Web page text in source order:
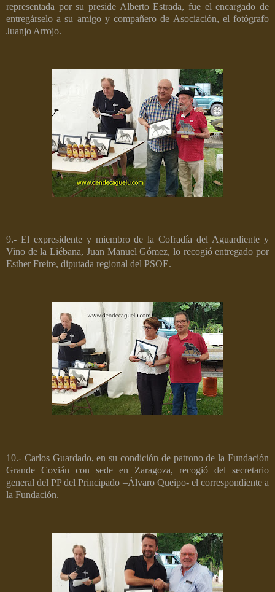
representada por su preside Alberto Estrada, fue el encargado de
entregárselo a su amigo y compañero de Asociación, el fotógrafo
Juanjo Arrojo.
9.- El expresidente y miembro de la Cofradía del Aguardiente y
Vino de la Liébana, Juan Manuel Gómez, lo recogió entregado por
Esther Freire, diputada regional del PSOE.
10.- Carlos Guardado, en su condición de patrono de la Fundación
Grande Covián con sede en Zaragoza, recogió del secretario
general del PP del Principado –Álvaro Queipo- el correspondiente a
la Fundación.